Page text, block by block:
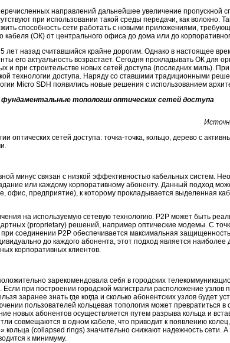
направлений дальнейшее увеличение пропускной
при использовании такой среды передачи, как волокно.
способность сети работать с новыми приложениями,
кабеля (ОК) от центрального офиса до дома или до
назад считавшийся крайне дорогим. Однако в настоящее
его актуальность возрастает. Сегодня прокладывать ОК для
и при строительстве новых сетей доступа (последних миль).
технологии доступа. Наряду со ставшими традиционными
Micro SDH появились новые решения с использованием
фундаментальные топологии оптических сетей доступа
оптических сетей доступа: точка-точка, кольцо, дерево с
минус связан с низкой эффективностью кабельных систем.
или каждому корпоративному абоненту. Данный подход
офис, предприятие), к которому прокладывается выделенная
на используемую сетевую технологию. P2P может быть
(proprietary) решений, например оптические модемы. С
соединении P2P обеспечивается максимальная защищенность
до каждого абонента, этот подход является наиболее
корпоративных клиентов.
зарекомендовала себя в городских
при построении городской магистрали расположение узлов
заранее знать где когда и сколько абонентских узлов будет
пользователей кольцевая топология может превратиться в
новых абонентов осуществляется путем разрыва кольца и
совмещаются в одном кабеле, что приводит к появлению
(collapsed rings) значительно снижают надежность сети. А
к минимуму.